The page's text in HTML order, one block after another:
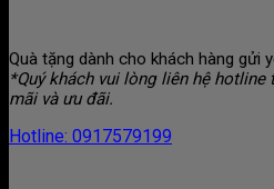
Quà tặng dành cho khách hàng gửi
*Quý khách vui lòng liên hệ hotline
mãi và ưu đãi.
Hotline: 0917579199